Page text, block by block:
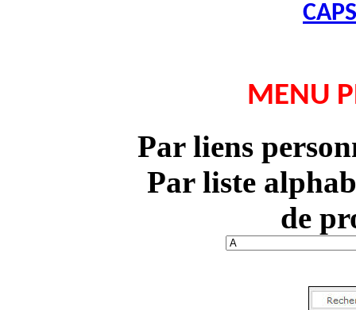
MENU
Par liens
Par liste
de